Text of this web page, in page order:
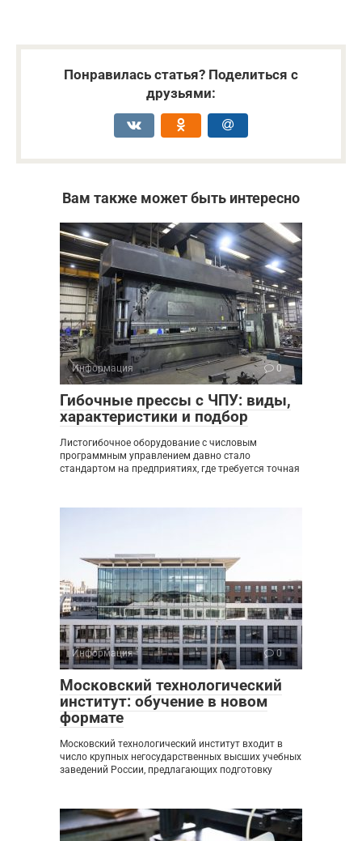
Понравилась статья? Поделиться с
друзьями:
Вам также может быть интересно
Информация 0
Гибочные прессы с ЧПУ: виды,
характеристики и подбор
Листогибочное оборудование с числовым
программным управлением давно стало
стандартом на предприятиях, где требуется точная
Информация 0
Московский технологический
институт: обучение в новом
формате
Московский технологический институт входит в
число крупных негосударственных высших учебных
заведений России, предлагающих подготовку